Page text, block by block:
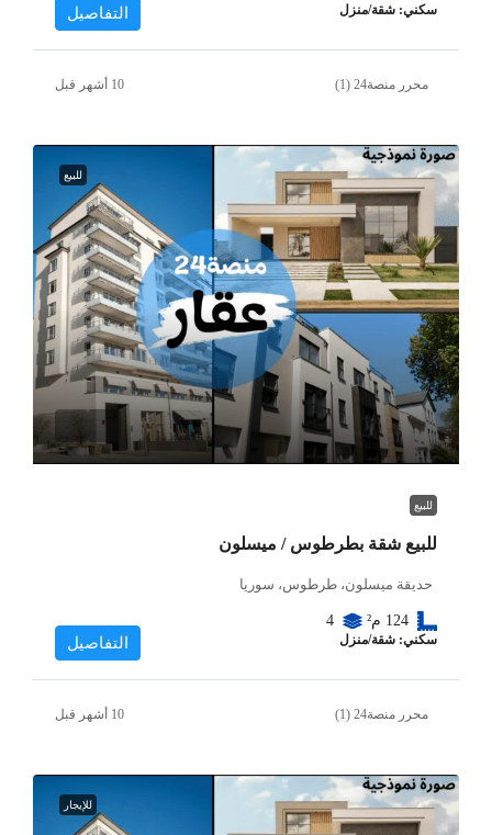
سكني: شقة/منزل التفاصيل
محرر منصة24 (1)
للبيع
للبيع
للبيع شقة بطرطوس / ميسلون
حديقة ميسلون، طرطوس، سوريا
124 م² 4
سكني: شقة/منزل التفاصيل
محرر منصة24 (1)
للإيجار